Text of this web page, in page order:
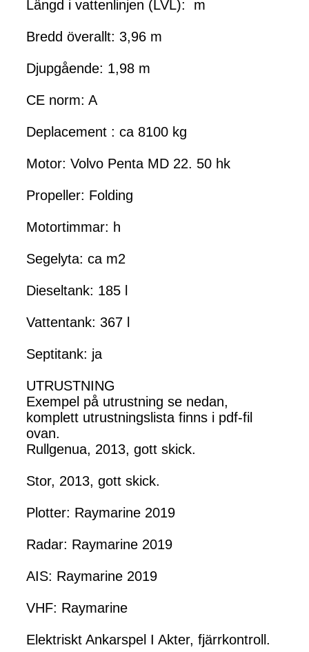
Längd i vattenlinjen (LVL): m
Bredd överallt: 3,96 m
Djupgående: 1,98 m
CE norm: A
Deplacement : ca 8100 kg
Motor: Volvo Penta MD 22. 50 hk
Propeller: Folding
Motortimmar: h
Segelyta: ca m2
Dieseltank: 185 l
Vattentank: 367 l
Septitank: ja
UTRUSTNING
Exempel på utrustning se nedan,
komplett utrustningslista finns i pdf-fil
ovan.
Rullgenua, 2013, gott skick.
Stor, 2013, gott skick.
Plotter: Raymarine 2019
Radar: Raymarine 2019
AIS: Raymarine 2019
VHF: Raymarine
Elektriskt Ankarspel I Akter, fjärrkontroll.